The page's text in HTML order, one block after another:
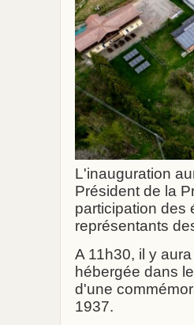
L'inauguration
Président de la
participation des
représentants
A 11h30, il y
hébergée dans
d'une
1937.